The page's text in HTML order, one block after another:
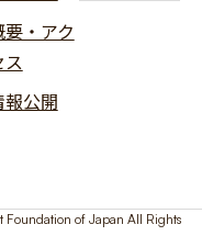
要・アク
ス
報公開
of Japan All Rights